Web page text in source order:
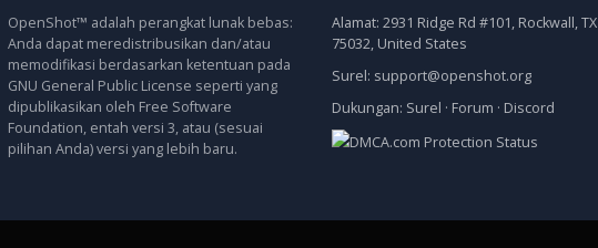
OpenShot™ adalah perangkat lunak bebas:
Anda dapat meredistribusikan dan/atau
memodifikasi berdasarkan ketentuan pada
GNU General Public License seperti yang
dipublikasikan oleh Free Software
Foundation, entah versi 3, atau (sesuai
pilihan Anda) versi yang lebih baru.
Alamat: 2931 Ridge Rd #101, Rockwall, TX
75032, United States
Surel: support@openshot.org
Dukungan: Surel · Forum · Discord